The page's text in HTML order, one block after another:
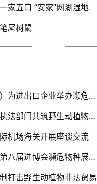
家五口 “安家”网湖湿地
尾树鼠
上海专员办（濒管办）为进出口企业举办濒危物种履约专题培训
上海专员办携手行政执法部门共筑野生动植物保护防线
机场海关开展座谈交流
上海专员办组织召开第八届进博会濒危物种展品联合监管工作座谈会
打击野生动植物非法贸易